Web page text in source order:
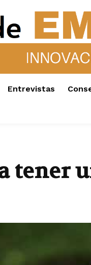
Entrevistas
tener